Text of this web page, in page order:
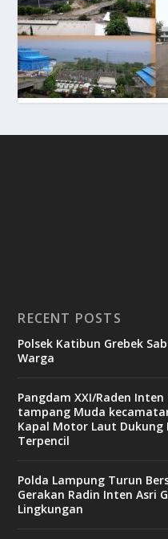
RECENT POSTS
Polsek Katibun Grebek
Warga
Pangdam XXI/Raden
tampang Muda
Kapal Motor Laut
Terpencil
Polda Lampung Turun
Gerakan Radin Inten Asri
Lingkungan